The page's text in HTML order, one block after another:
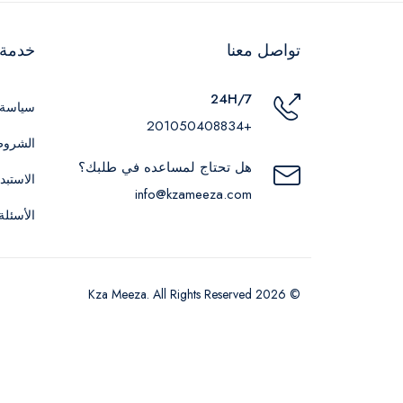
تواصل معنا
24H/7
+201050408834
هل تحتاج لمساعده في طلبك؟
info@kzameeza.com
خدمة
© 2026 Kza Meeza. All Rights Reserved